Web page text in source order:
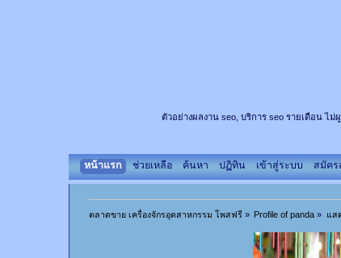
ตัวอย่างผลงาน seo, บริการ seo รายเดือน ไ
หน้าแรก ช่วยเหลือ ค้นหา ปฏิทิน เข้าสู่ระบบ สมัคร
ตลาดขาย เครื่องจักรอุตสาหกรรม โพสฟรี » Profile of panda » แส